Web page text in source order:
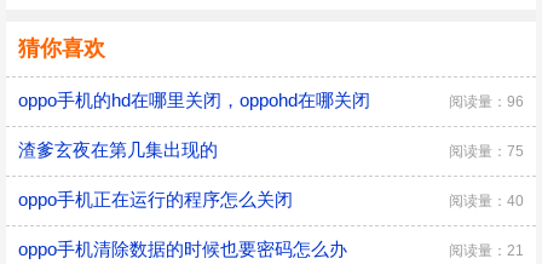
猜你喜欢
oppo手机的hd在哪里关闭，oppohd在哪关闭 阅读量：96
渣爹玄夜在第几集出现的 阅读量：75
oppo手机正在运行的程序怎么关闭 阅读量：40
oppo手机清除数据的时候也要密码怎么办 阅读量：21